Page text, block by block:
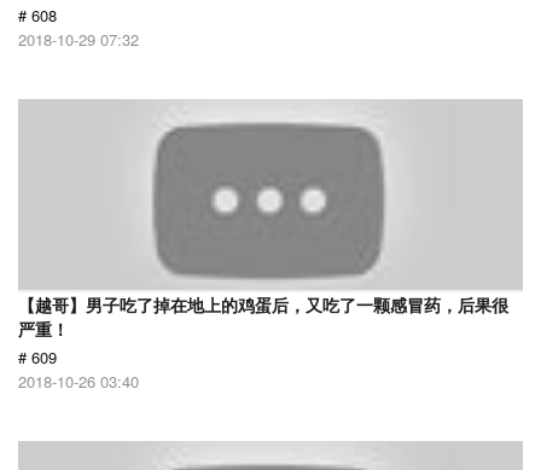
# 608
2018-10-29 07:32
【越哥】男子吃了掉在地上的鸡蛋后，又吃了一颗感冒药，后果很
严重！
# 609
2018-10-26 03:40